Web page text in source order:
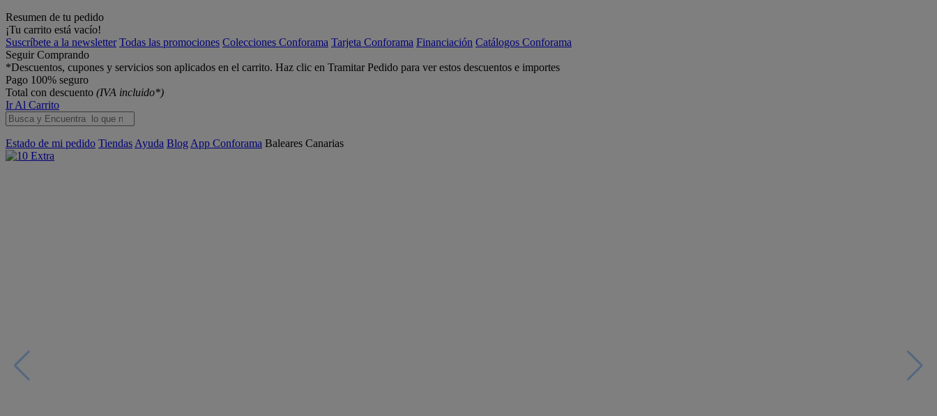
Resumen de tu pedido
¡Tu carrito está vacío!
Suscríbete a la newsletter Todas las promociones Colecciones Conforama Tarjeta Conforama Financiación Catálogos Conforama
Seguir Comprando
*Descuentos, cupones y servicios son aplicados en el carrito. Haz clic en Tramitar Pedido para ver estos descuentos e importes
Pago 100% seguro
Total con descuento (IVA incluido*)
Ir Al Carrito
Estado de mi pedido Tiendas Ayuda Blog App Conforama Baleares Canarias